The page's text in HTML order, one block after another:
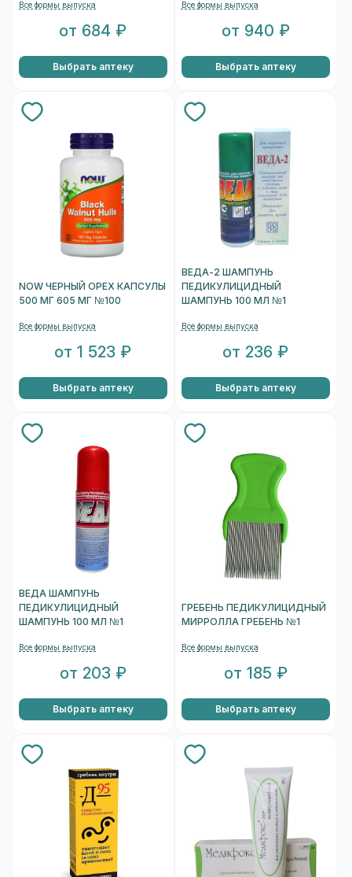
Все формы выпуска
от 684 ₽
Выбрать аптеку
Все формы выпуска
от 940 ₽
Выбрать аптеку
NOW ЧЕРНЫЙ ОРЕХ КАПСУЛЫ
500 МГ 605 МГ №100
Все формы выпуска
от 1 523 ₽
Выбрать аптеку
ВЕДА-2 ШАМПУНЬ
ПЕДИКУЛИЦИДНЫЙ
ШАМПУНЬ 100 МЛ №1
Все формы выпуска
от 236 ₽
Выбрать аптеку
ВЕДА ШАМПУНЬ
ПЕДИКУЛИЦИДНЫЙ
ШАМПУНЬ 100 МЛ №1
Все формы выпуска
от 203 ₽
Выбрать аптеку
ГРЕБЕНЬ ПЕДИКУЛИЦИДНЫЙ
МИРРОЛЛА ГРЕБЕНЬ №1
Все формы выпуска
от 185 ₽
Выбрать аптеку